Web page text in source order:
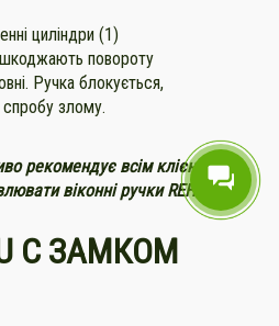
циліндри (1)
повороту
Ручка блокується,
злому.
рекомендує всім клієнтам в
віконні ручки REHAU.
С ЗАМКОМ